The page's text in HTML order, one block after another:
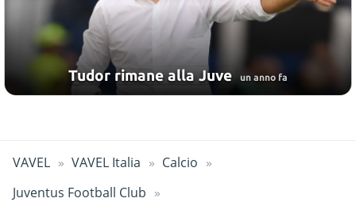
Tudor rimane alla Juve un anno fa
VAVEL VAVEL Italia
Calcio
Juventus Football Club